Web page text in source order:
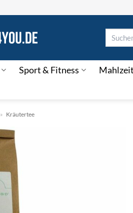
Sport & Fitness
» Kräutertee